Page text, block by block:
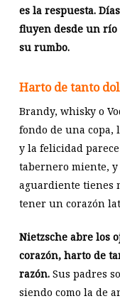
es la respuesta.
fluyen desde un
su rumbo.
Harto de tanto
Brandy, whisky o
fondo de una copa,
y la felicidad
tabernero miente, y
aguardiente tienes
tener un corazón
Nietzsche abre los
corazón, harto de
razón.Sus padres
siendo como la de